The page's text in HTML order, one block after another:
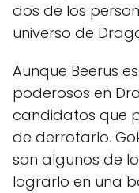
dos de los
universo de
Aunque Beerus
poderosos en
candidatos que
de derrotarlo.
son algunos de
lograrlo en una